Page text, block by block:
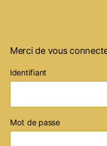
Merci de vous
Identifiant
Mot de passe